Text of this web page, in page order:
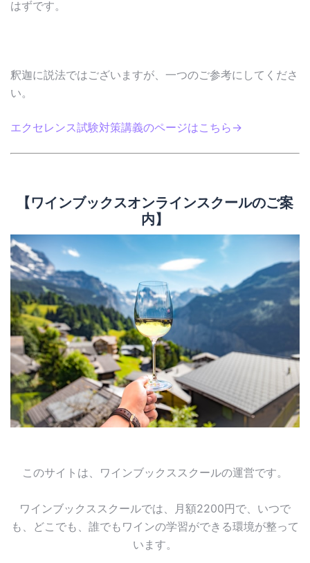
はずです。
釈迦に説法ではございますが、一つのご参考にしてくださ
い。
エクセレンス試験対策講義のページはこちら→
【ワインブックスオンラインスクールのご案
内】
このサイトは、ワインブックススクールの運営です。
ワインブックススクールでは、月額2200円で、いつで
も、どこでも、誰でもワインの学習ができる環境が整って
います。